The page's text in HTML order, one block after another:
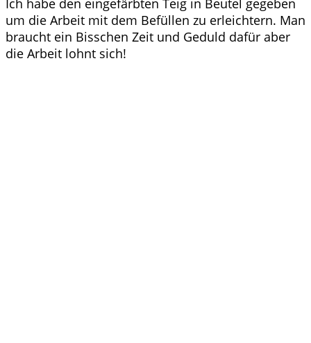
Ich habe den eingefärbten Teig in Beutel gegeben
um die Arbeit mit dem Befüllen zu erleichtern. Man
braucht ein Bisschen Zeit und Geduld dafür aber
die Arbeit lohnt sich!